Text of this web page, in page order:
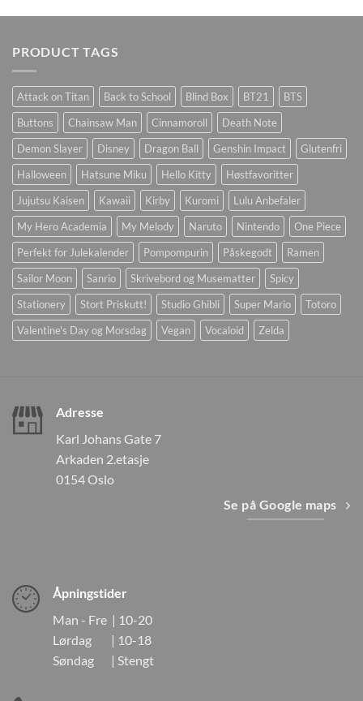
PRODUCT TAGS
Attack on Titan Back to School Blind Box BT21
BTS
Buttons
Chainsaw Man Cinnamoroll
Death Note
Demon Slayer
Disney Dragon Ball Genshin Impact
Glutenfri
Halloween
Hatsune Miku Hello Kitty
Høstfavoritter
Jujutsu Kaisen
Kawaii Kirby Kuromi
Lulu Anbefaler
My Hero Academia
My Melody Naruto Nintendo
One Piece
Perfekt for Julekalender
Pompompurin Påskegodt
Ramen
Sailor Moon
Sanrio Skrivebord og Musematter
Spicy
Stationery
Stort Priskutt! Studio Ghibli Super Mario
Totoro
Valentine's Day og Morsdag
Vegan Vocaloid Zelda
Adresse
Karl Johans Gate 7
Arkaden 2.etasje
0154 Oslo
Se på Google maps
Åpningstider
Man - Fre | 10-20
Lørdag | 10-18
Søndag | Stengt